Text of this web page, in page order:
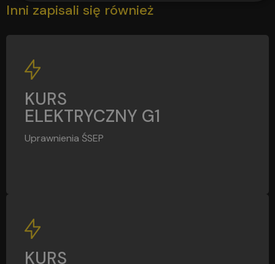
Inni zapisali się również
KURS
ELEKTRYCZNY G1
Uprawnienia ŚSEP
G1
KURS